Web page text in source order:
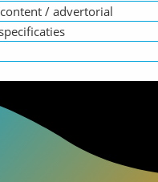
/ advertorial